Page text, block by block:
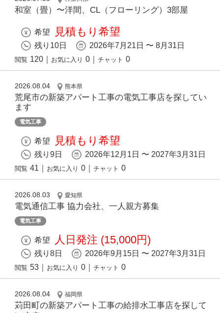
和室（畳）〜洋間、CL（フローリング）3部屋
希望 見積もり希望
残り10日 2026年7月21日 〜 8月31日
閲覧 120 お気に入り 0 チャット 0
2026.08.04 熊本県
荒尾市の新築アパート工事の電気工事店を探してい
ます
電気工事
希望 見積もり希望
残り9日 2026年12月1日 〜 2027年3月31日
閲覧 41 お気に入り 0 チャット 0
2026.08.03 愛知県
電気通信工事 協力会社、一人親方募集
電気工事
希望 人日発注 (15,000円)
残り8日 2026年9月15日 〜 2027年3月31日
閲覧 53 お気に入り 0 チャット 0
2026.08.04 福岡県
苅田町の新築アパート工事の給排水工事店を探して